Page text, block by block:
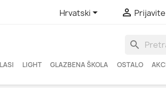
Hrvatski 
search
LIGHT GLAZBENA ŠKOLA OSTALO